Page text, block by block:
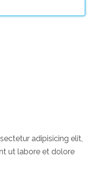
adipisicing elit,
ut labore et dolore